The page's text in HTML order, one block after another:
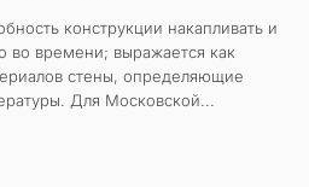
конструкции накапливать и
во времени; выражается как
стены, определяющие
Для Московской...